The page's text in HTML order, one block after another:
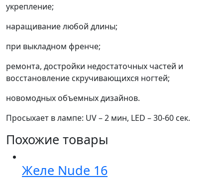
укрепление;
наращивание любой длины;
при выкладном френче;
ремонта, достройки недостаточных частей и
восстановление скручивающихся ногтей;
новомодных объемных дизайнов.
Просыхает в лампе: UV – 2 мин, LED – 30-60 сек.
Похожие товары
Желе Nude 16